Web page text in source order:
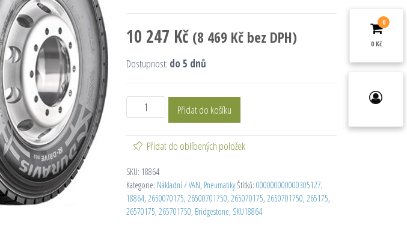
10 247 Kč (8 469 Kčbez DPH)
Dostupnost: do 5 dnů
Přidat do košíku
Přidat do oblíbených položek
SKU: 18864
Kategorie: Nákladní / VAN, PneumatikyŠtítků: 000000000000305127,
18864, 2650070175, 26500701750, 265070175, 2650701750, 265175,
26570175, 265701750, Bridgestone, SKU18864
0
0 Kč